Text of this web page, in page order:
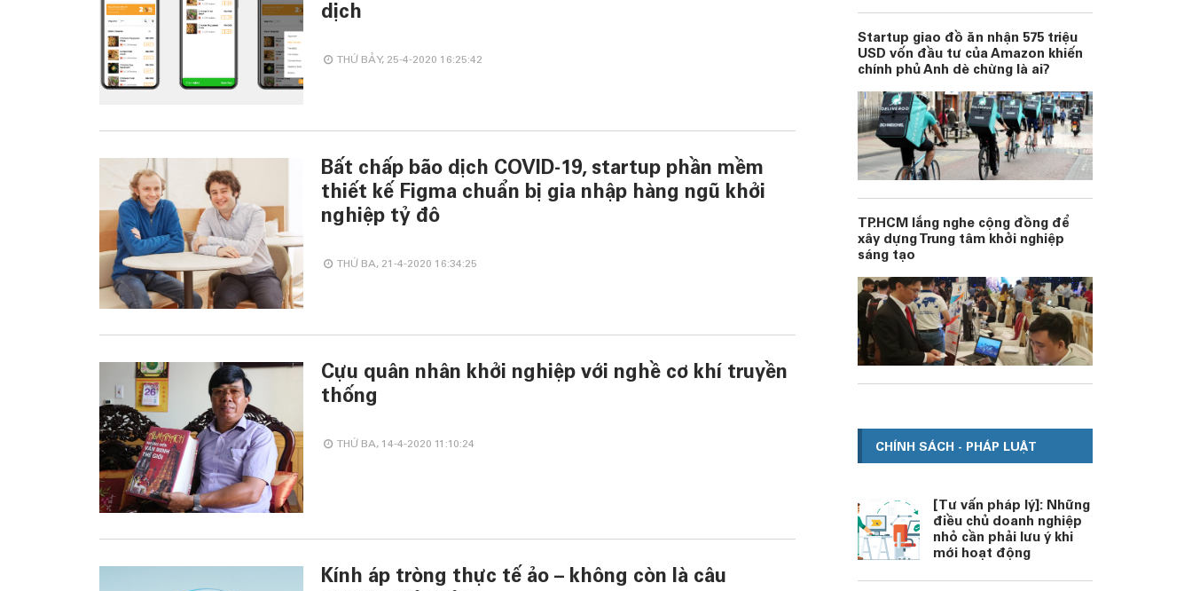
dịch
THỨ BẢY, 25-4-2020 16:25:42
Bất chấp bão dịch COVID-19, startup phần mềm
thiết kế Figma chuẩn bị gia nhập hàng ngũ khởi
nghiệp tỷ đô
THỨ BA, 21-4-2020 16:34:25
Cựu quân nhân khởi nghiệp với nghề cơ khí truyền
thống
THỨ BA, 14-4-2020 11:10:24
Kính áp tròng thực tế ảo – không còn là câu
Startup giao đồ ăn nhận 575 triệu
USD vốn đầu tư của Amazon khiến
chính phủ Anh dè chừng là ai?
TP.HCM lắng nghe cộng đồng để
xây dựng Trung tâm khởi nghiệp
sáng tạo
CHÍNH SÁCH - PHÁP LUẬT
[Tư vấn pháp lý]: Những
điều chủ doanh nghiệp
nhỏ cần phải lưu ý khi
mới hoạt động